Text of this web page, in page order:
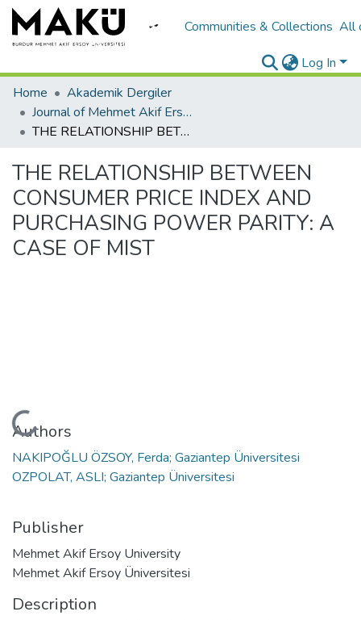
Communities & Collections All
Log In
Home
Akademik Dergiler
Journal of Mehmet Akif Ersoy University Economics and Administrative Sciences Faculty
THE RELATIONSHIP BETWEEN CONSUMER PRICE INDEX AND PURCHASING POWER PARITY: A CASE OF MIST
THE RELATIONSHIP BETWEEN
CONSUMER PRICE INDEX AND
PURCHASING POWER PARITY: A
CASE OF MIST
Loading...
Authors
NAKIPOĞLU ÖZSOY, Ferda; Gaziantep Üniversitesi
OZPOLAT, ASLI; Gaziantep Üniversitesi
Publisher
Mehmet Akif Ersoy University
Mehmet Akif Ersoy Üniversitesi
Description